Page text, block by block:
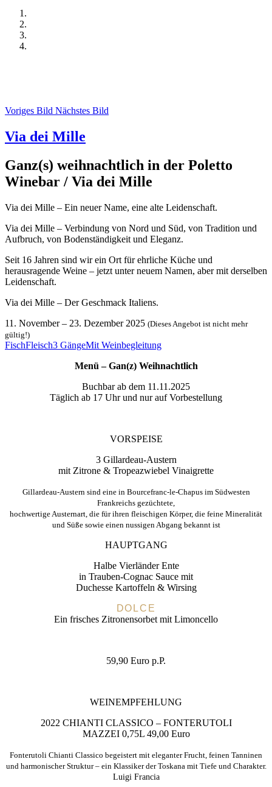
Voriges Bild Nächstes Bild
Via dei Mille
Ganz(s) weihnachtlich in der Poletto
Winebar / Via dei Mille
Via dei Mille – Ein neuer Name, eine alte Leidenschaft.
Via dei Mille – Verbindung von Nord und Süd, von Tradition und
Aufbruch, von Bodenständigkeit und Eleganz.
Seit 16 Jahren sind wir ein Ort für ehrliche Küche und
herausragende Weine – jetzt unter neuem Namen, aber mit derselben
Leidenschaft.
Via dei Mille – Der Geschmack Italiens.
11. November– 23. Dezember 2025 (Dieses Angebot ist nicht mehr
gültig!)
FischFleisch3 GängeMit Weinbegleitung
Menü – Gan(z) Weihnachtlich
Buchbar ab dem 11.11.2025
Täglich ab 17 Uhr und nur auf Vorbestellung
VORSPEISE
3 Gillardeau-Austern
mit Zitrone & Tropeazwiebel Vinaigrette
Gillardeau-Austern sind eine in Bourcefranc-le-Chapus im Südwesten
Frankreichs gezüchtete,
hochwertige Austernart, die für ihren fleischigen Körper, die feine Mineralität
und Süße sowie einen nussigen Abgang bekannt ist
HAUPTGANG
Halbe Vierländer Ente
in Trauben-Cognac Sauce mit
Duchesse Kartoffeln & Wirsing
DOLCE
Ein frisches Zitronensorbet mit Limoncello
59,90 Euro p.P.
WEINEMPFEHLUNG
2022 CHIANTI CLASSICO – FONTERUTOLI
MAZZEI 0,75L 49,00 Euro
Fonterutoli Chianti Classico begeistert mit eleganter Frucht, feinen Tanninen
und harmonischer Struktur – ein Klassiker derToskana mit Tiefe und Charakter.
Luigi Francia